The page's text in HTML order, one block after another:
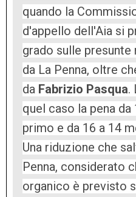
quando la
d'appello dell'Aia si
grado sulle
da La Penna, oltre
da Fabrizio Pasqua.
quel caso la pena
primo e da 16 a 14
Una riduzione che
Penna, considerato
organico è previsto